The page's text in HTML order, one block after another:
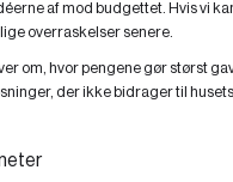
af mod budgettet. Hvis vi
overraskelser senere.
om, hvor pengene gør størst
der ikke bidrager til